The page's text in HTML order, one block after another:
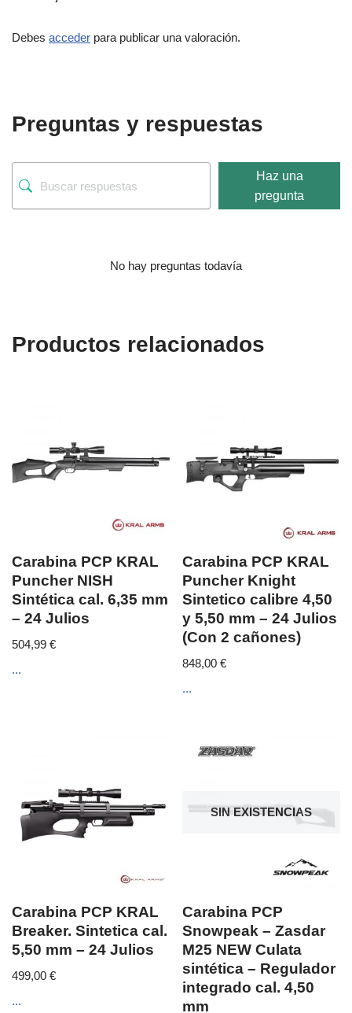
Debes acceder para publicar una valoración.
Preguntas y respuestas
Haz una
pregunta
No hay preguntas todavía
Productos relacionados
Carabina PCP KRAL
Puncher NISH
Sintética cal. 6,35 mm
– 24 Julios
504,99 €
...
Carabina PCP KRAL
Puncher Knight
Sintetico calibre 4,50
y 5,50 mm – 24 Julios
(Con 2 cañones)
848,00€
...
Carabina PCP KRAL
Breaker. Sintetica cal.
5,50 mm – 24 Julios
499,00 €
...
SIN EXISTENCIAS
Carabina PCP
Snowpeak – Zasdar
M25 NEW Culata
sintética – Regulador
integrado cal. 4,50
mm